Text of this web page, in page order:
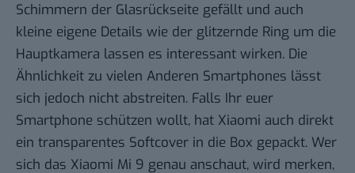
Schimmern der Glasrückseite gefällt und auch
kleine eigene Details wie der glitzernde Ring um die
Hauptkamera lassen es interessant wirken. Die
Ähnlichkeit zu vielen Anderen Smartphones lässt
sich jedoch nicht abstreiten. Falls Ihr euer
Smartphone schützen wollt, hat Xiaomi auch direkt
ein transparentes Softcover in die Box gepackt. Wer
sich das Xiaomi Mi 9 genau anschaut, wird merken,